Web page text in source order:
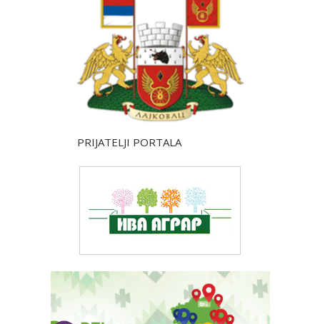
PRIJATELJI PORTALA